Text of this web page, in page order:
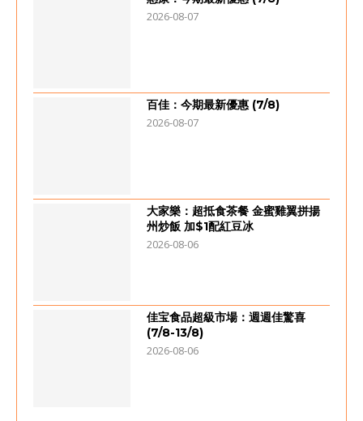
2026-08-07
百佳：今期最新優惠 (7/8)
2026-08-07
大家樂：超抵食茶餐 金蜜雞翼拼揚
州炒飯 加$1配紅豆冰
2026-08-06
佳宝食品超級市場：週週佳驚喜
(7/8-13/8)
2026-08-06